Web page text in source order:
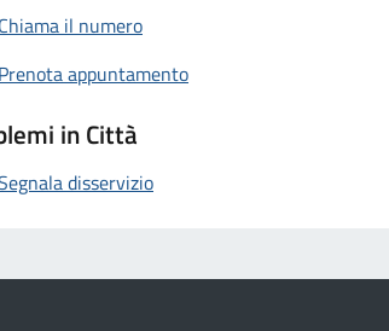
Chiama il numero
Prenota appuntamento
in Città
disservizio